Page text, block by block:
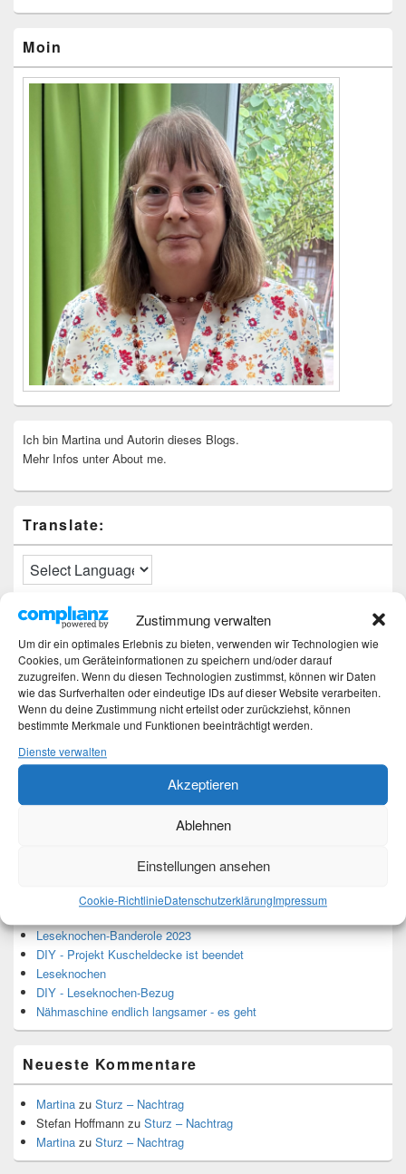
Zustimmung verwalten
Um dir ein optimales Erlebnis zu bieten, verwenden wir Technologien wie
Cookies, um Geräteinformationen zu speichern und/oder darauf
zuzugreifen. Wenn du diesen Technologien zustimmst, können wir Daten
wie das Surfverhalten oder eindeutige IDs auf dieser Website verarbeiten.
Wenn du deine Zustimmung nicht erteilst oder zurückziehst, können
bestimmte Merkmale und Funktionen beeinträchtigt werden.
Dienste verwalten
Akzeptieren
Ablehnen
Einstellungen ansehen
Cookie-RichtlinieDatenschutzerklärungImpressum
Seitenleisten-
Widgetbereich
Moin
Ich bin Martina und Autorin dieses Blogs.
Mehr Infos unter About me.
Translate:
Neueste Beiträge
Hochzeitstage und ihre Bedeutung
Sturz – Nachtrag
Sturz mit Folgen
Gibt es was Neues?
Älter werden
Top-Beiträge und Top-Seiten
Leseknochen-Banderole 2023
DIY - Projekt Kuscheldecke ist beendet
Leseknochen
DIY - Leseknochen-Bezug
Nähmaschine endlich langsamer - es geht
Neueste Kommentare
Martina zu Sturz – Nachtrag
Stefan Hoffmann zu Sturz – Nachtrag
Martina zu Sturz – Nachtrag